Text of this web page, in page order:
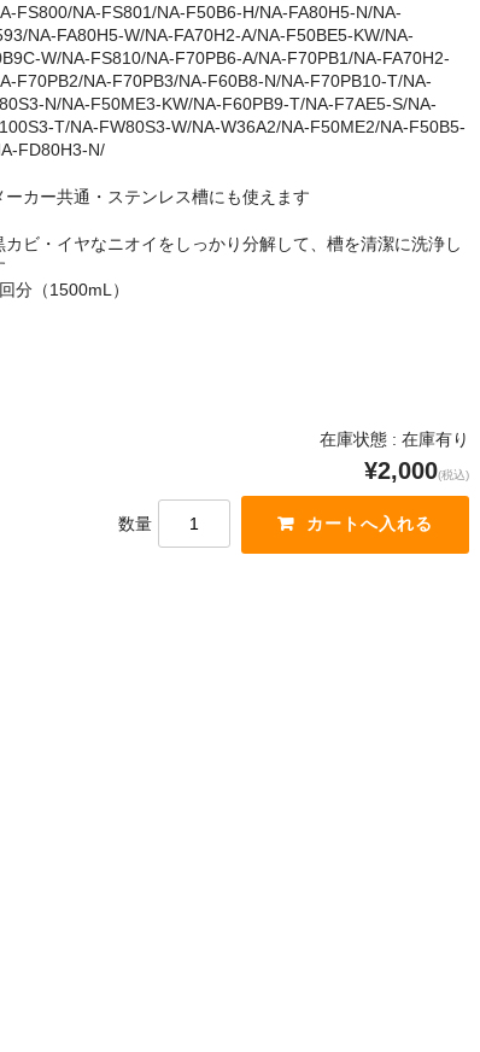
FS800/NA-FS801/NA-F50B6-H/NA-FA80H5-N/NA-
NA-FA80H5-W/NA-FA70H2-A/NA-F50BE5-KW/NA-
W/NA-FS810/NA-F70PB6-A/NA-F70PB1/NA-FA70H2-
F70PB2/NA-F70PB3/NA-F60B8-N/NA-F70PB10-T/NA-
N/NA-F50ME3-KW/NA-F60PB9-T/NA-F7AE5-S/NA-
T/NA-FW80S3-W/NA-W36A2/NA-F50ME2/NA-F50B5-
FD80H3-N/
ーカー共通・ステンレス槽にも使えます
カビ・イヤなニオイをしっかり分解して、槽を清潔に洗浄し
分（1500mL）
在庫状態 : 在庫有り
¥2,000(税込)
数量